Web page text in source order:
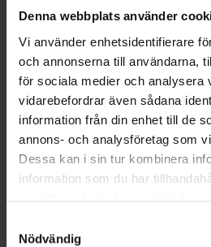
Denna webbplats använder
Vi använder enhetsidentifierare
och annonserna till användarna,
för sociala medier och analysera
vidarebefordrar även sådana
information från din enhet till de
annons- och analysföretag som
Dessa kan i sin tur kombinera
information som du har
samlat in när du har använt
Nödvändig
Dragbälte Jogging L/XL
Kennel Equip
5373
649 kr
Betyg: 4.8 utav 5 stjärnor